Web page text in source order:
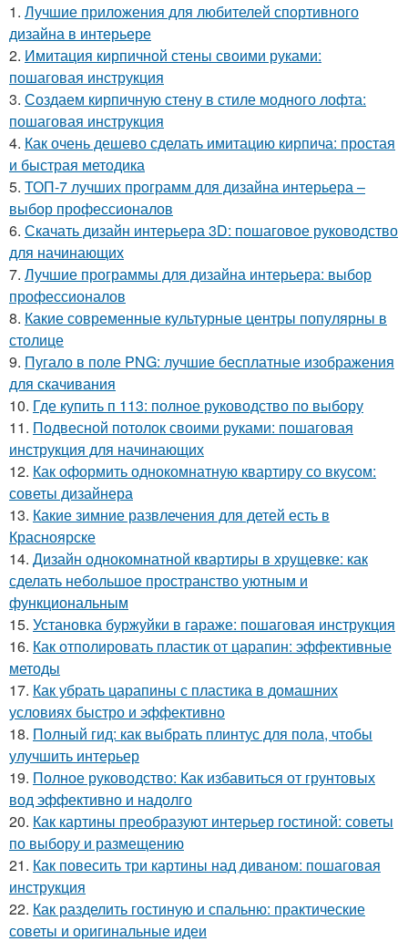
1. Лучшие приложения для любителей спортивного
дизайна в интерьере
2. Имитация кирпичной стены своими руками:
пошаговая инструкция
3. Создаем кирпичную стену в стиле модного лофта:
пошаговая инструкция
4. Как очень дешево сделать имитацию кирпича: простая
и быстрая методика
5. ТОП-7 лучших программ для дизайна интерьера –
выбор профессионалов
6. Скачать дизайн интерьера 3D: пошаговое руководство
для начинающих
7. Лучшие программы для дизайна интерьера: выбор
профессионалов
8. Какие современные культурные центры популярны в
столице
9. Пугало в поле PNG: лучшие бесплатные изображения
для скачивания
10. Где купить п 113: полное руководство по выбору
11. Подвесной потолок своими руками: пошаговая
инструкция для начинающих
12. Как оформить однокомнатную квартиру со вкусом:
советы дизайнера
13. Какие зимние развлечения для детей есть в
Красноярске
14. Дизайн однокомнатной квартиры в хрущевке: как
сделать небольшое пространство уютным и
функциональным
15. Установка буржуйки в гараже: пошаговая инструкция
16. Как отполировать пластик от царапин: эффективные
методы
17. Как убрать царапины с пластика в домашних
условиях быстро и эффективно
18. Полный гид: как выбрать плинтус для пола, чтобы
улучшить интерьер
19. Полное руководство: Как избавиться от грунтовых
вод эффективно и надолго
20. Как картины преобразуют интерьер гостиной: советы
по выбору и размещению
21. Как повесить три картины над диваном: пошаговая
инструкция
22. Как разделить гостиную и спальню: практические
советы и оригинальные идеи